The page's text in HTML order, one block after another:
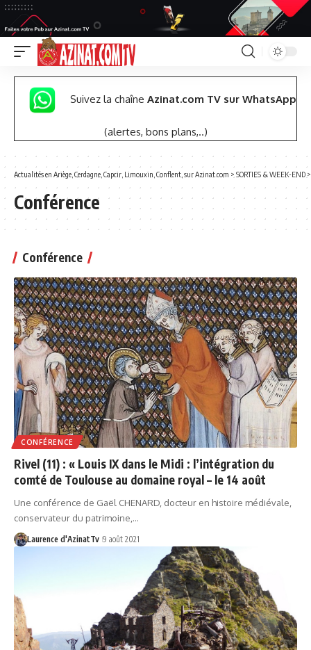
Suivez la chaîne Azinat.com TV sur WhatsApp
(alertes, bons plans,..)
Actualités en Ariège, Cerdagne, Capcir, Limouxin, Conflent, sur Azinat.com > SORTIES & WEEK-END
Conférence
Conférence
CONFÉRENCE
Rivel (11) : « Louis IX dans le Midi : l’intégration du
comté de Toulouse au domaine royal – le 14 août
Une conférence de Gaël CHENARD, docteur en histoire médiévale,
conservateur du patrimoine,…
Laurence d'AzinatTv 9 août 2021